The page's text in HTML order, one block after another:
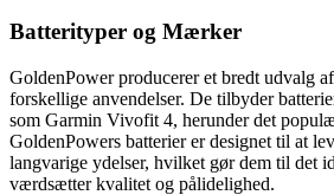
Batterityper og Mærker
GoldenPower producerer et bredt udvalg
forskellige anvendelser. De tilbyder
som Garmin Vivofit 4, herunder det
GoldenPowers batterier er designet til at
langvarige ydelser, hvilket gør dem til det
værdsætter kvalitet og pålidelighed.